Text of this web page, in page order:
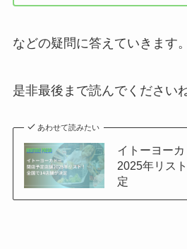
などの疑問に答えていきます。
是非最後まで読んでくださいね
あわせて読みたい
イトーヨー
2025年リス
定